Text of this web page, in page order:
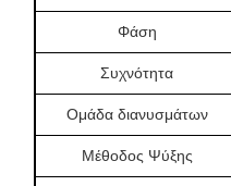
Φάση
Συχνότητα
Ομάδα διανυσμάτων
Μέθοδος Ψύξης